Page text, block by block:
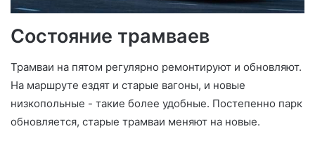
Состояние трамваев
Трамваи на пятом регулярно ремонтируют и обновляют.
На маршруте ездят и старые вагоны, и новые
низкопольные - такие более удобные. Постепенно парк
обновляется, старые трамваи меняют на новые.